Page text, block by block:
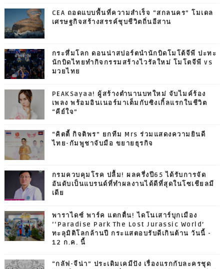
CEA ถอดแบบพื้นที่ความสำเร็จ “สกลนคร” โมเดล
เศรษฐกิจสร้างสรรค์ชุบชีวิตถิ่นอีสาน
กระหึ่มโลก ดอนน่าสปอร์ตนำนักบิดโมโต้จีพี ปะทะ
นักบิดไทยทำกิจกรรมสร้างไวรัลใหม่ โมโตจีพี vs
มวยไทย
PEAKSayaa! ผู้สร้างตำนานบทใหม่ จับไมค์ร้อง
เพลง พร้อมอินเนอร์มาเต็มกับซิงเกิ้ลแรกในชีวิต
“คีย์ใจ”
“คิตตี้ กิจติพร” ยกทีม Mrs ร่วมแสดงความยินดี
ไทย-กัมพูชาจับมือ ขยายธุรกิจ
กรมควบคุมโรค ปลื้ม! ผลครึ่งปี65 ได้รับการจัด
อันดับเป็นแบรนด์ที่ทำผลงานได้ดีที่สุดในโซเชียลมี
เดีย
พาราไดซ์ พาร์ค แตกตื่น! ไดโนเสาร์บุกเมือง
‘‘Paradise Park The Lost Jurassic World’
ทะลุมิติโลกล้านปี กระแสตอบรับดีเกินต้าน วันนี้ -
12 ก.ค. นี้
“กลัฟ-จีน่า” ประเดิมเคมีปัง เรื่องแรกกับละครชุด